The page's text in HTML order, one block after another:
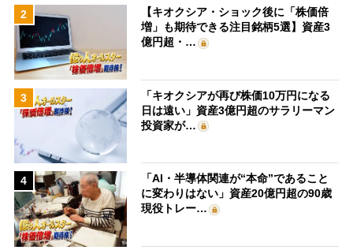
2
【キオクシア・ショック後に「株価倍
増」も期待できる注目銘柄5選】資産3
億円超・…
3
「キオクシアが再び株価10万円になる
日は遠い」資産3億円超のサラリーマン
投資家が…
4
「AI・半導体関連が“本命”であること
に変わりはない」資産20億円超の90歳
現役トレー…